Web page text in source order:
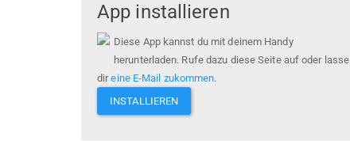
App installieren
Diese App kannst du mit deinem Handy
herunterladen. Rufe dazu diese Seite auf oder lasse
direine E-Mail zukommen.
INSTALLIEREN